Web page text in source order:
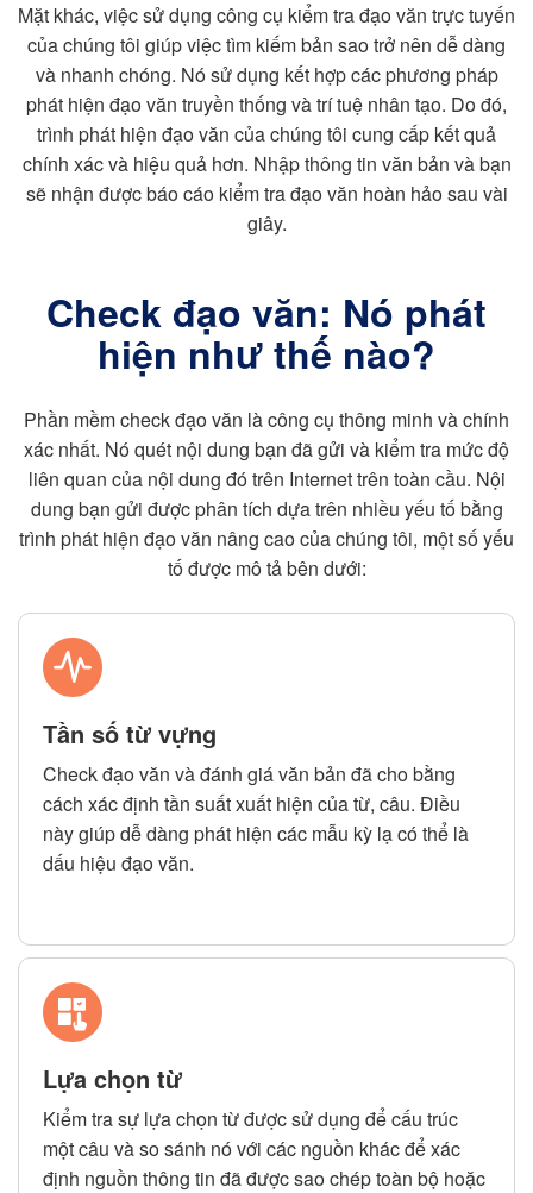
Mặt khác, việc sử dụng công cụ kiểm tra đạo văn trực tuyến
của chúng tôi giúp việc tìm kiếm bản sao trở nên dễ dàng
và nhanh chóng. Nó sử dụng kết hợp các phương pháp
phát hiện đạo văn truyền thống và trí tuệ nhân tạo. Do đó,
trình phát hiện đạo văn của chúng tôi cung cấp kết quả
chính xác và hiệu quả hơn. Nhập thông tin văn bản và bạn
sẽ nhận được báo cáo kiểm tra đạo văn hoàn hảo sau vài
giây.
Check đạo văn: Nó phát
hiện như thế nào?
Phần mềm check đạo văn là công cụ thông minh và chính
xác nhất. Nó quét nội dung bạn đã gửi và kiểm tra mức độ
liên quan của nội dung đó trên Internet trên toàn cầu. Nội
dung bạn gửi được phân tích dựa trên nhiều yếu tố bằng
trình phát hiện đạo văn nâng cao của chúng tôi, một số yếu
tố được mô tả bên dưới:
Tần số từ vựng
Check đạo văn và đánh giá văn bản đã cho bằng
cách xác định tần suất xuất hiện của từ, câu. Điều
này giúp dễ dàng phát hiện các mẫu kỳ lạ có thể là
dấu hiệu đạo văn.
Lựa chọn từ
Kiểm tra sự lựa chọn từ được sử dụng để cấu trúc
một câu và so sánh nó với các nguồn khác để xác
định nguồn thông tin đã được sao chép toàn bộ hoặc